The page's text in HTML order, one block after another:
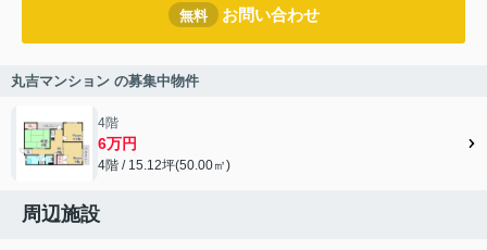
無料 お問い合わせ
丸吉マンション の募集中物件
4階
6万円
4階 / 15.12坪(50.00㎡)
周辺施設